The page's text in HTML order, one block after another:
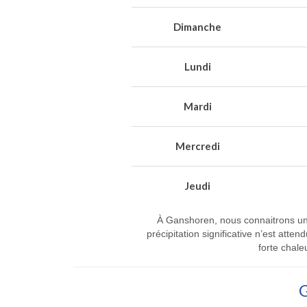
Dimanche
Lundi
Mardi
Mercredi
Jeudi
À Ganshoren, nous connaitrons
précipitation significative n’est
forte